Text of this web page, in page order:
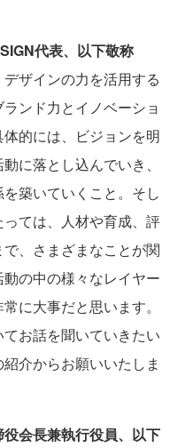
代表、以下敬称
ザインの力を活用する
ンド力とイノベーショ
的には、ビジョンを明
に落とし込んでいき、
築いていくこと。そし
ては、人材や育成、評
、さまざまなことが関
の中の様々なレイヤー
に大事だと思います。
お話を聞いていきたい
介からお願いいたしま
会長兼執行役員、以下